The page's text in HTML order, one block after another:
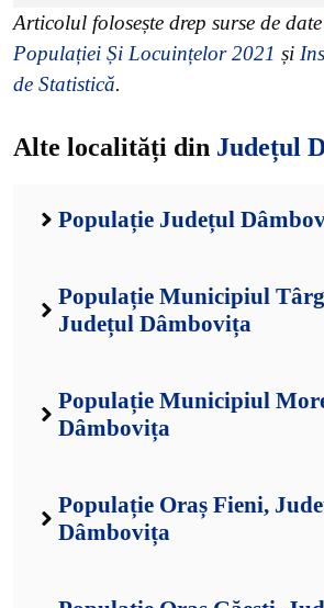
Articolul folosește drep surse de date
Populației Și Locuințelor 2021 și
de Statistică.
Alte localități din Județul
Populație Județul
Populație Municipiul
Județul Dâmbovița
Populație Municipiul
Dâmbovița
Populație Oraș Fieni,
Dâmbovița